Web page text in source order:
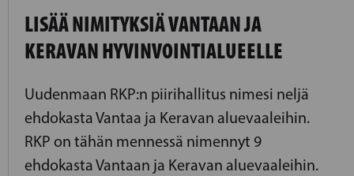
LISÄÄ NIMITYKSIÄ VANTAAN JA
KERAVAN HYVINVOINTIALUEELLE
Uudenmaan RKP:n piirihallitus nimesi neljä
ehdokasta Vantaa ja Keravan aluevaaleihin.
RKP on tähän mennessä nimennyt 9
ehdokasta Vantaan ja Keravan aluevaaleihin.